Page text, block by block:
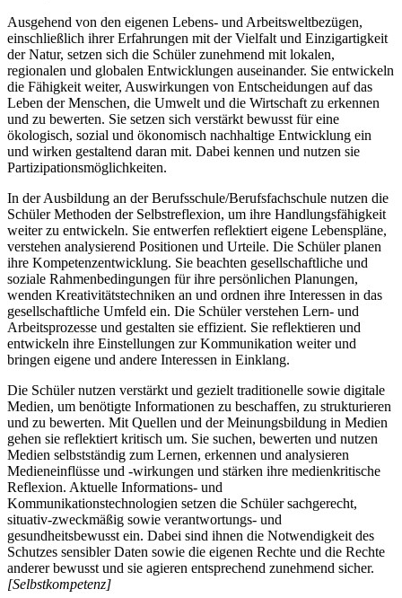
Ausgehend von den eigenen Lebens- und Arbeitsweltbezügen,
einschließlich ihrer Erfahrungen mit der Vielfalt und Einzigartigkeit
der Natur, setzen sich die Schüler zunehmend mit lokalen,
regionalen und globalen Entwicklungen auseinander. Sie entwickeln
die Fähigkeit weiter, Auswirkungen von Entscheidungen auf das
Leben der Menschen, die Umwelt und die Wirtschaft zu erkennen
und zu bewerten. Sie setzen sich verstärkt bewusst für eine
ökologisch, sozial und ökonomisch nachhaltige Entwicklung ein
und wirken gestaltend daran mit. Dabei kennen und nutzen sie
Partizipationsmöglichkeiten.
In der Ausbildung an der Berufsschule/Berufsfachschule nutzen die
Schüler Methoden der Selbstreflexion, um ihre Handlungsfähigkeit
weiter zu entwickeln. Sie entwerfen reflektiert eigene Lebenspläne,
verstehen analysierend Positionen und Urteile. Die Schüler planen
ihre Kompetenzentwicklung. Sie beachten gesellschaftliche und
soziale Rahmenbedingungen für ihre persönlichen Planungen,
wenden Kreativitätstechniken an und ordnen ihre Interessen in das
gesellschaftliche Umfeld ein. Die Schüler verstehen Lern- und
Arbeitsprozesse und gestalten sie effizient. Sie reflektieren und
entwickeln ihre Einstellungen zur Kommunikation weiter und
bringen eigene und andere Interessen in Einklang.
Die Schüler nutzen verstärkt und gezielt traditionelle sowie digitale
Medien, um benötigte Informationen zu beschaffen, zu strukturieren
und zu bewerten. Mit Quellen und der Meinungsbildung in Medien
gehen sie reflektiert kritisch um. Sie suchen, bewerten und nutzen
Medien selbstständig zum Lernen, erkennen und analysieren
Medieneinflüsse und -wirkungen und stärken ihre medienkritische
Reflexion. Aktuelle Informations- und
Kommunikationstechnologien setzen die Schüler sachgerecht,
situativ-zweckmäßig sowie verantwortungs- und
gesundheitsbewusst ein. Dabei sind ihnen die Notwendigkeit des
Schutzes sensibler Daten sowie die eigenen Rechte und die Rechte
anderer bewusst und sie agieren entsprechend zunehmend sicher.
[Selbstkompetenz]